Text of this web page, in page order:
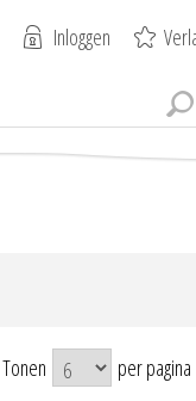
Inloggen
Tonen per pagina